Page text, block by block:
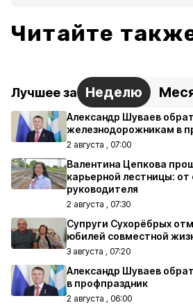
Читайте
Лучшее за Неделю
Александр Шуваев
железнодорожникам в
2 августа , 07:00
Валентина Цепкова
карьерной лестницы:
руководителя
2 августа , 07:30
Супруги Сухорёбрых
юбилей совместной
3 августа , 07:20
Александр Шуваев
в профпраздник
2 августа , 06:00